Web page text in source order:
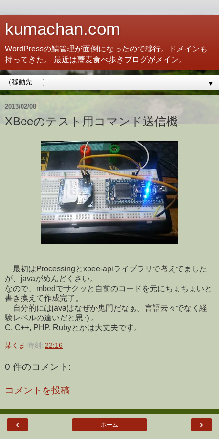
kumachan.com
WordPressの鯖管理が面倒になったので移行。ドメインも
持ってきた。 最近は蕎麦食べ歩きブログがメイン。
▼
2013/02/08
XBeeのテスト用コマンド送信機
最初はProcessingとxbee-apiライブラリで考えてました
が、javaがめんどくさい。
なので、mbedでサクッと自前のコードを元にちょちょいと
書き換えて作成完了。
自分的にはjavaはなぜか鬼門だなぁ。言語云々でなく経
験レベルの違いだと思う。
C, C++, PHP, Rubyとかは大丈夫です。
某くま 時刻: 22:16
0 件のコメント:
コメントを投稿
‹ ›
ホーム